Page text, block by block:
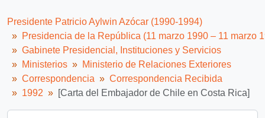
69 más...
Presidente Patricio Aylwin Azócar (1990-1994)
Presidencia de la República (11 marzo 1990 – 11 marzo
Gabinete Presidencial, Instituciones y Servicios
Ministerios
Ministerio de Relaciones Exteriores
Correspondencia
Correspondencia Recibida
1992
[Carta del Embajador de Chile en Costa Rica]